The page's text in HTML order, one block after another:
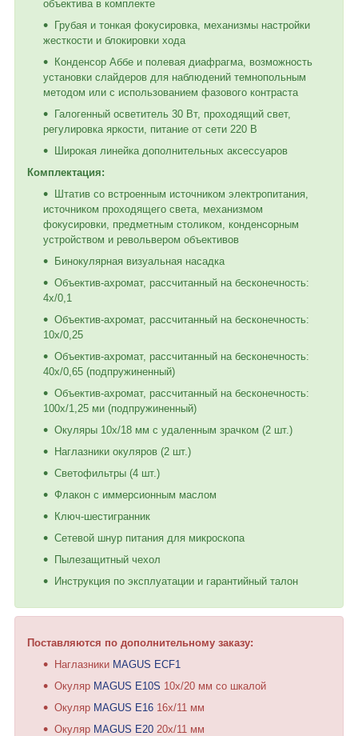
объектива в комплекте
Грубая и тонкая фокусировка, механизмы настройки
жесткости и блокировки хода
Конденсор Аббе и полевая диафрагма, возможность
установки слайдеров для наблюдений темнопольным
методом или с использованием фазового контраста
Галогенный осветитель 30 Вт, проходящий свет,
регулировка яркости, питание от сети 220 В
Широкая линейка дополнительных аксессуаров
Комплектация:
Штатив со встроенным источником электропитания,
источником проходящего света, механизмом
фокусировки, предметным столиком, конденсорным
устройством и револьвером объективов
Бинокулярная визуальная насадка
Объектив-ахромат, рассчитанный на бесконечность:
4x/0,1
Объектив-ахромат, рассчитанный на бесконечность:
10x/0,25
Объектив-ахромат, рассчитанный на бесконечность:
40x/0,65 (подпружиненный)
Объектив-ахромат, рассчитанный на бесконечность:
100x/1,25 ми (подпружиненный)
Окуляры 10x/18 мм с удаленным зрачком (2 шт.)
Наглазники окуляров (2 шт.)
Светофильтры (4 шт.)
Флакон с иммерсионным маслом
Ключ-шестигранник
Сетевой шнур питания для микроскопа
Пылезащитный чехол
Инструкция по эксплуатации и гарантийный талон
Поставляются по дополнительному заказу:
Наглазники MAGUS ECF1
Окуляр MAGUS E10S 10х/20 мм со шкалой
Окуляр MAGUS E16 16х/11 мм
Окуляр MAGUS E20 20х/11 мм